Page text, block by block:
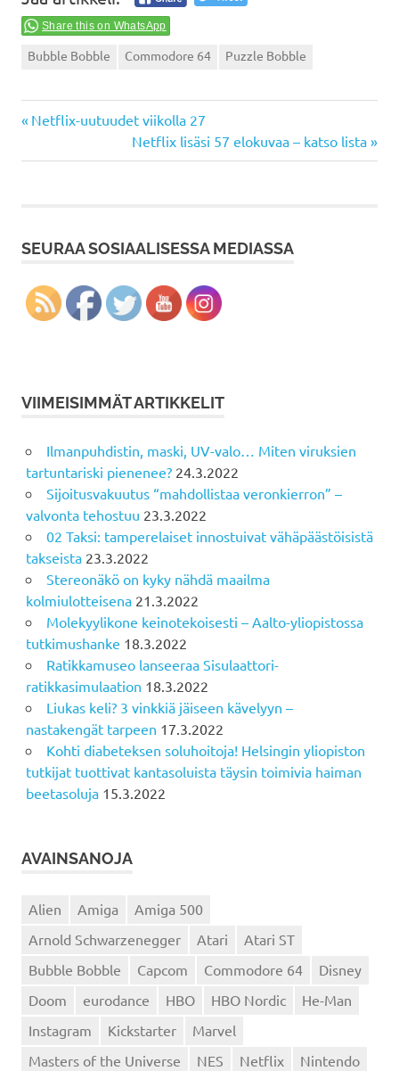
Share this on WhatsApp
Bubble Bobble Commodore 64 Puzzle Bobble
Artikkelien
selaus
Previous
Netflix-uutuudet viikolla 27
Next
Post:
Netflix lisäsi 57 elokuvaa – katso lista
SEURAA SOSIAALISESSA MEDIASSA
VIIMEISIMMÄT ARTIKKELIT
Ilmanpuhdistin, maski, UV-valo… Miten viruksien
tartuntariski pienenee? 24.3.2022
Sijoitusvakuutus “mahdollistaa veronkierron” –
valvonta tehostuu 23.3.2022
02 Taksi: tamperelaiset innostuivat vähäpäästöisistä
takseista 23.3.2022
Stereonäkö on kyky nähdä maailma
kolmiulotteisena 21.3.2022
Molekyylikone keinotekoisesti – Aalto-yliopistossa
tutkimushanke 18.3.2022
Ratikkamuseo lanseeraa Sisulaattori-
ratikkasimulaation 18.3.2022
Liukas keli? 3 vinkkiä jäiseen kävelyyn –
nastakengät tarpeen 17.3.2022
Kohti diabeteksen soluhoitoja! Helsingin yliopiston
tutkijat tuottivat kantasoluista täysin toimivia haiman
beetasoluja 15.3.2022
AVAINSANOJA
Alien Amiga
Amiga 500
Arnold Schwarzenegger
Atari
Atari ST
Bubble Bobble
Capcom Commodore 64
Disney
Doom
eurodance HBO HBO Nordic
He-Man
Instagram
Kickstarter
Marvel
Masters of the Universe
NES Netflix Nintendo